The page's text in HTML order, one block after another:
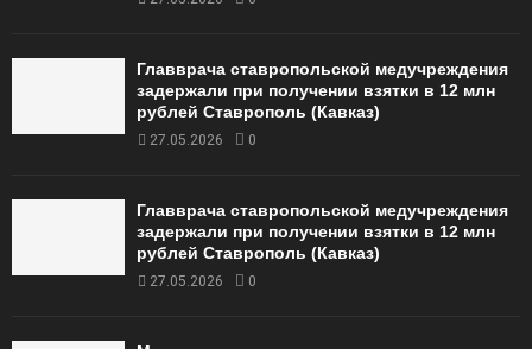
Главврача ставропольской медучреждения
задержали при получении взятки в 12 млн
рублей Ставрополь (Кавказ)
27.05.2026 0
Главврача ставропольской медучреждения
задержали при получении взятки в 12 млн
рублей Ставрополь (Кавказ)
27.05.2026 0